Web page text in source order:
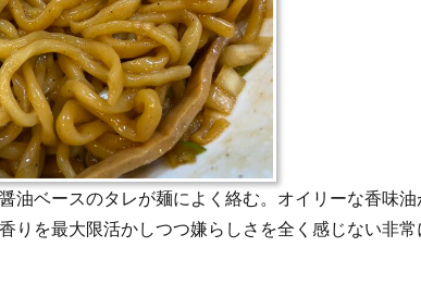
油ベースのタレが麺によく絡む。オイリーな香味油
りを最大限活かしつつ嫌らしさを全く感じない非常